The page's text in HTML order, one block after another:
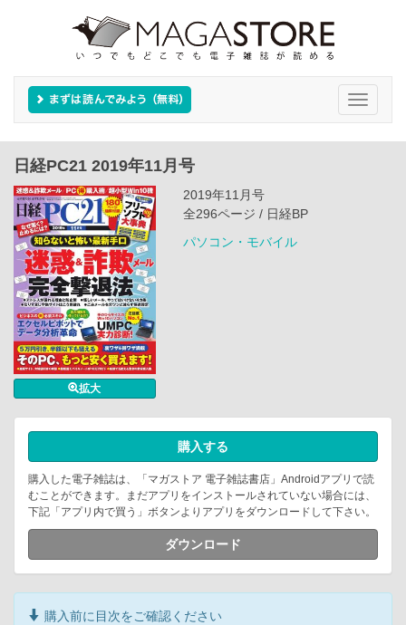
Toggle
日経PC21 2019年11月号
拡大
2019年11月号
全296ページ / 日経BP
パソコン・モバイル
購入する
購入した電子雑誌は、「マガストア 電子雑誌書店」Androidアプリで読
むことができます。まだアプリをインストールされていない場合には、
下記「アプリ内で買う」ボタンよりアプリをダウンロードして下さい。
ダウンロード
購入前に目次をご確認ください